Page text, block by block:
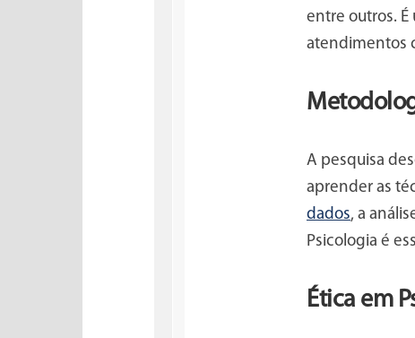
entre outros.
atendimentos
A pesquisa
aprender as
dados, a
Psicologia é
Ética em